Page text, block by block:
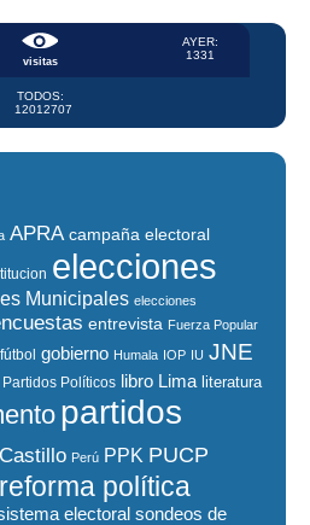
visitas
AYER:
1331
TODOS:
12012707
APRA campaña electoral
elecciones
Municipales elecciones
entrevista Fuerza Popular
fútbol gobierno Humala IOP IU JNE
Partidos Políticos libro Lima literatura
partidos
Perú PPK PUCP
reforma política
electoral sondeos de